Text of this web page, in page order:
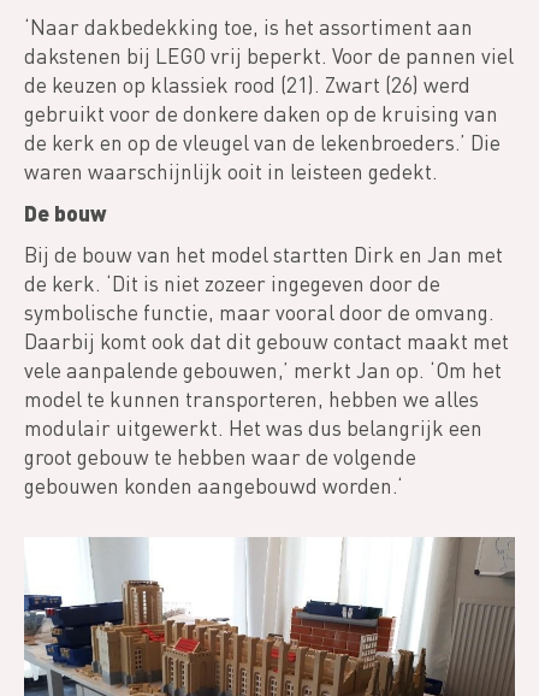
‘Naar dakbedekking toe, is het assortiment aan
dakstenen bij LEGO vrij beperkt. Voor de pannen viel
de keuzen op klassiek rood (21). Zwart (26) werd
gebruikt voor de donkere daken op de kruising van
de kerk en op de vleugel van de lekenbroeders.’ Die
waren waarschijnlijk ooit in leisteen gedekt.
De bouw
Bij de bouw van het model startten Dirk en Jan met
de kerk. ‘Dit is niet zozeer ingegeven door de
symbolische functie, maar vooral door de omvang.
Daarbij komt ook dat dit gebouw contact maakt met
vele aanpalende gebouwen,’ merkt Jan op. ‘Om het
model te kunnen transporteren, hebben we alles
modulair uitgewerkt. Het was dus belangrijk een
groot gebouw te hebben waar de volgende
gebouwen konden aangebouwd worden.‘